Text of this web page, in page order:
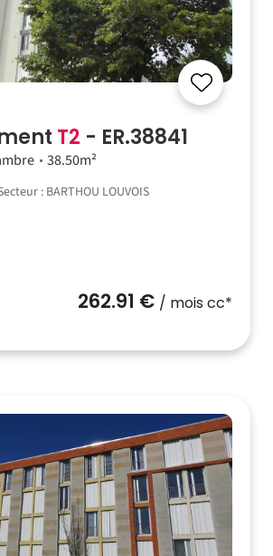
T2 - ER.38841
38.50m²
: BARTHOU LOUVOIS
262.91 € / mois cc*